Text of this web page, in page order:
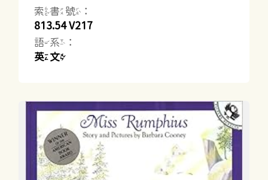
索書號：
813.54 V217
語系：
英文